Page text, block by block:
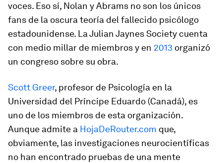
voces. Eso sí, Nolan y Abrams no son los únicos
fans de la oscura teoría del fallecido psicólogo
estadounidense. La Julian Jaynes Society cuenta
con medio millar de miembros y en 2013 organizó
un congreso sobre su obra.
Scott Greer, profesor de Psicología en la
Universidad del Príncipe Eduardo (Canadá), es
uno de los miembros de esta organización.
Aunque admite a HojaDeRouter.com que,
obviamente, las investigaciones neurocientíficas
no han encontrado pruebas de una mente